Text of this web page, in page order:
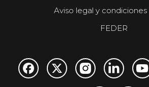
Aviso legal y condiciones
FEDER